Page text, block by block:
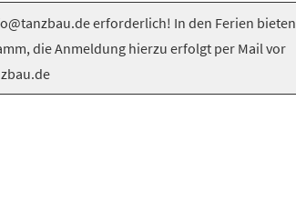
erforderlich! In den Ferien bieten
die Anmeldung hierzu erfolgt per Mail vor